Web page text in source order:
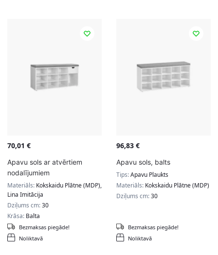
70,01 €
Apavu sols ar atvērtiem
nodalījumiem
Materiāls: Kokskaidu Plātne (MDP),
Lina Imitācija
Dziļums cm:30
Krāsa: Balta
Noliktavā
Bezmaksas piegāde!
96,83 €
Apavu sols, balts
Tips:Apavu Plaukts
Materiāls: Kokskaidu Plātne (MDP)
Dziļums cm:30
Noliktavā
Bezmaksas piegāde!